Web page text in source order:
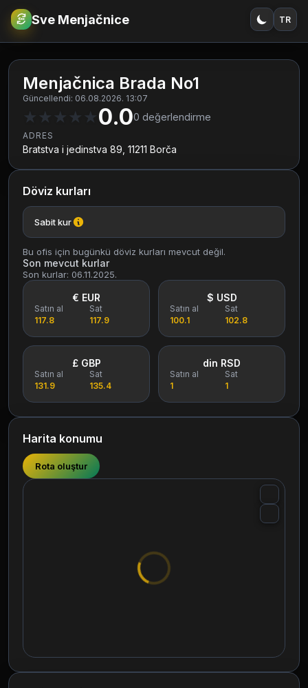
€RSD Sve Menjačnice TR
Menjačnica Brada No1
Güncellendi: 06.08.2026. 13:07
★ ★ ★ ★ ★0.00 değerlendirme
ADRES
Bratstva i jedinstva 89, 11211 Borča
Döviz kurları
Sabit kur
Bu ofis için bugünkü döviz kurları mevcut değil.
Son mevcut kurlar
Son kurlar: 06.11.2025.
€ EUR
Satın al
117.8
Sat
117.9
$ USD
Satın al
100.1
Sat
102.8
£ GBP
Satın al
131.9
Sat
135.4
din RSD
Satın al
1
Sat
1
Harita konumu
Rota oluştur